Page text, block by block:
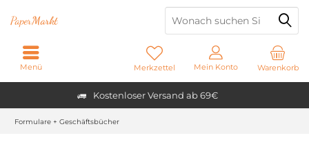
Kostenloser Versand ab 69€
PaperMarkt
Warenkorb
Merkzettel Mein Konto
Menü
Formulare + Geschäftsbücher